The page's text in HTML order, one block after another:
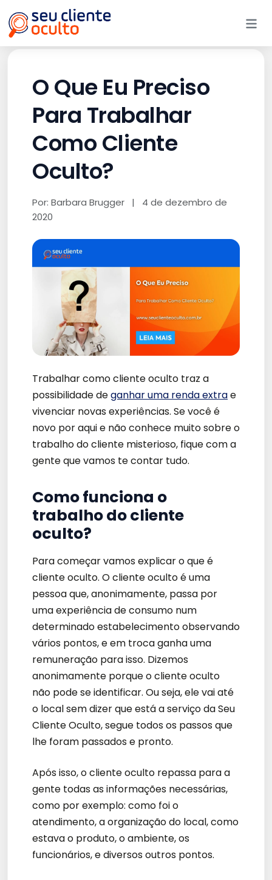
O Que Eu Preciso
Para Trabalhar
Como Cliente
Oculto?
Por: Barbara Brugger |
4 de dezembro de
2020
Trabalhar como cliente oculto traz a
possibilidade deganhar uma renda extrae
vivenciar novas experiências. Se você é
novo por aqui e não conhece muito sobre o
trabalho do cliente misterioso, fique com a
gente que vamos te contar tudo.
Como funciona o
trabalho do cliente
oculto?
Para começar vamos explicar o que é
cliente oculto. O cliente oculto é uma
pessoa que, anonimamente, passa por
uma experiência de consumo num
determinado estabelecimento observando
vários pontos, e em troca ganha uma
remuneração para isso. Dizemos
anonimamente porque o cliente oculto
não pode se identificar. Ou seja, ele vai até
o local sem dizer que está a serviço da Seu
Cliente Oculto, segue todos os passos que
lhe foram passados e pronto.
Após isso, o cliente oculto repassa para a
gente todas as informações necessárias,
como por exemplo: como foi o
atendimento, a organização do local, como
estava o produto, o ambiente, os
funcionários, e diversos outros pontos.